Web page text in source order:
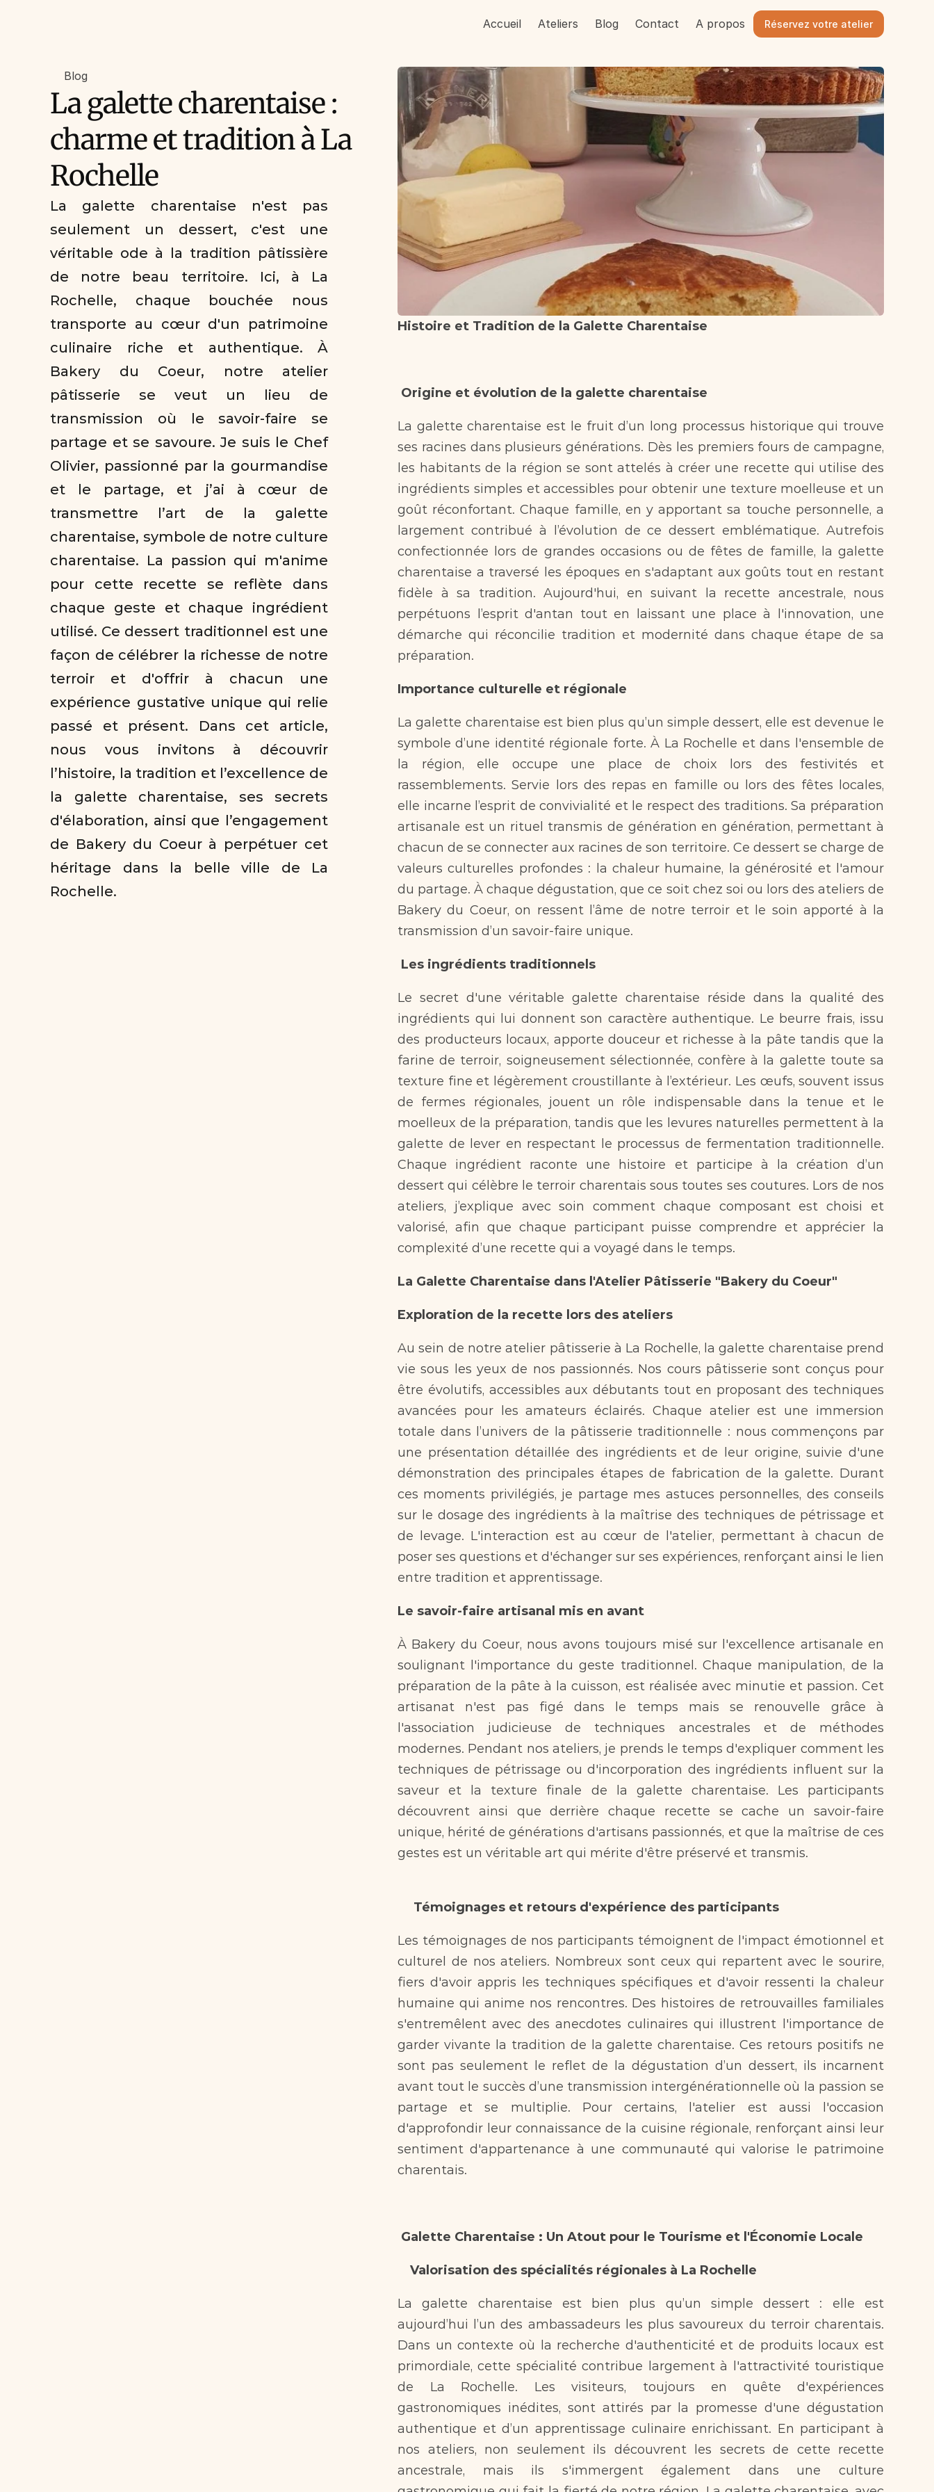
Blog
La galette charentaise :
charme et tradition à La
Rochelle
La galette charentaise n'est pas
seulement un dessert, c'est une
véritable ode à la tradition pâtissière
de notre beau territoire. Ici, à La
Rochelle, chaque bouchée nous
transporte au cœur d'un patrimoine
culinaire riche et authentique. À
Bakery du Coeur, notre atelier
pâtisserie se veut un lieu de
transmission où le savoir-faire se
partage et se savoure. Je suis le Chef
Olivier, passionné par la gourmandise
et le partage, et j’ai à cœur de
transmettre l’art de la galette
charentaise, symbole de notre culture
charentaise. La passion qui m'anime
pour cette recette se reflète dans
chaque geste et chaque ingrédient
utilisé. Ce dessert traditionnel est une
façon de célébrer la richesse de notre
terroir et d'offrir à chacun une
expérience gustative unique qui relie
passé et présent. Dans cet article,
nous vous invitons à découvrir
l’histoire, la tradition et l’excellence de
la galette charentaise, ses secrets
d'élaboration, ainsi que l’engagement
de Bakery du Coeur à perpétuer cet
héritage dans la belle ville de La
Rochelle.
Histoire et Tradition de la Galette Charentaise
Origine et évolution de la galette charentaise
La galette charentaise est le fruit d’un long processus historique qui trouve
ses racines dans plusieurs générations. Dès les premiers fours de campagne,
les habitants de la région se sont attelés à créer une recette qui utilise des
ingrédients simples et accessibles pour obtenir une texture moelleuse et un
goût réconfortant. Chaque famille, en y apportant sa touche personnelle, a
largement contribué à l’évolution de ce dessert emblématique. Autrefois
confectionnée lors de grandes occasions ou de fêtes de famille, la galette
charentaise a traversé les époques en s'adaptant aux goûts tout en restant
fidèle à sa tradition. Aujourd'hui, en suivant la recette ancestrale, nous
perpétuons l’esprit d'antan tout en laissant une place à l'innovation, une
démarche qui réconcilie tradition et modernité dans chaque étape de sa
préparation.
Importance culturelle et régionale
La galette charentaise est bien plus qu’un simple dessert, elle est devenue le
symbole d’une identité régionale forte. À La Rochelle et dans l'ensemble de
la région, elle occupe une place de choix lors des festivités et
rassemblements. Servie lors des repas en famille ou lors des fêtes locales,
elle incarne l’esprit de convivialité et le respect des traditions. Sa préparation
artisanale est un rituel transmis de génération en génération, permettant à
chacun de se connecter aux racines de son territoire. Ce dessert se charge de
valeurs culturelles profondes : la chaleur humaine, la générosité et l'amour
du partage. À chaque dégustation, que ce soit chez soi ou lors des ateliers de
Bakery du Coeur, on ressent l’âme de notre terroir et le soin apporté à la
transmission d’un savoir-faire unique.
Les ingrédients traditionnels
Le secret d'une véritable galette charentaise réside dans la qualité des
ingrédients qui lui donnent son caractère authentique. Le beurre frais, issu
des producteurs locaux, apporte douceur et richesse à la pâte tandis que la
farine de terroir, soigneusement sélectionnée, confère à la galette toute sa
texture fine et légèrement croustillante à l’extérieur. Les œufs, souvent issus
de fermes régionales, jouent un rôle indispensable dans la tenue et le
moelleux de la préparation, tandis que les levures naturelles permettent à la
galette de lever en respectant le processus de fermentation traditionnelle.
Chaque ingrédient raconte une histoire et participe à la création d’un
dessert qui célèbre le terroir charentais sous toutes ses coutures. Lors de nos
ateliers, j’explique avec soin comment chaque composant est choisi et
valorisé, afin que chaque participant puisse comprendre et apprécier la
complexité d’une recette qui a voyagé dans le temps.
La Galette Charentaise dans l'Atelier Pâtisserie "Bakery du Coeur"
Exploration de la recette lors des ateliers
Au sein de notre atelier pâtisserie à La Rochelle, la galette charentaise prend
vie sous les yeux de nos passionnés. Nos cours pâtisserie sont conçus pour
être évolutifs, accessibles aux débutants tout en proposant des techniques
avancées pour les amateurs éclairés. Chaque atelier est une immersion
totale dans l’univers de la pâtisserie traditionnelle : nous commençons par
une présentation détaillée des ingrédients et de leur origine, suivie d'une
démonstration des principales étapes de fabrication de la galette. Durant
ces moments privilégiés, je partage mes astuces personnelles, des conseils
sur le dosage des ingrédients à la maîtrise des techniques de pétrissage et
de levage. L'interaction est au cœur de l'atelier, permettant à chacun de
poser ses questions et d'échanger sur ses expériences, renforçant ainsi le lien
entre tradition et apprentissage.
Le savoir-faire artisanal mis en avant
À Bakery du Coeur, nous avons toujours misé sur l'excellence artisanale en
soulignant l'importance du geste traditionnel. Chaque manipulation, de la
préparation de la pâte à la cuisson, est réalisée avec minutie et passion. Cet
artisanat n'est pas figé dans le temps mais se renouvelle grâce à
l'association judicieuse de techniques ancestrales et de méthodes
modernes. Pendant nos ateliers, je prends le temps d'expliquer comment les
techniques de pétrissage ou d'incorporation des ingrédients influent sur la
saveur et la texture finale de la galette charentaise. Les participants
découvrent ainsi que derrière chaque recette se cache un savoir-faire
unique, hérité de générations d'artisans passionnés, et que la maîtrise de ces
gestes est un véritable art qui mérite d'être préservé et transmis.
Témoignages et retours d'expérience des participants
Les témoignages de nos participants témoignent de l'impact émotionnel et
culturel de nos ateliers. Nombreux sont ceux qui repartent avec le sourire,
fiers d'avoir appris les techniques spécifiques et d'avoir ressenti la chaleur
humaine qui anime nos rencontres. Des histoires de retrouvailles familiales
s'entremêlent avec des anecdotes culinaires qui illustrent l'importance de
garder vivante la tradition de la galette charentaise. Ces retours positifs ne
sont pas seulement le reflet de la dégustation d’un dessert, ils incarnent
avant tout le succès d’une transmission intergénérationnelle où la passion se
partage et se multiplie. Pour certains, l'atelier est aussi l'occasion
d'approfondir leur connaissance de la cuisine régionale, renforçant ainsi leur
sentiment d'appartenance à une communauté qui valorise le patrimoine
charentais.
Galette Charentaise : Un Atout pour le Tourisme et l'Économie Locale
Valorisation des spécialités régionales à La Rochelle
La galette charentaise est bien plus qu’un simple dessert : elle est
aujourd’hui l’un des ambassadeurs les plus savoureux du terroir charentais.
Dans un contexte où la recherche d'authenticité et de produits locaux est
primordiale, cette spécialité contribue largement à l'attractivité touristique
de La Rochelle. Les visiteurs, toujours en quête d'expériences
gastronomiques inédites, sont attirés par la promesse d'une dégustation
authentique et d’un apprentissage culinaire enrichissant. En participant à
nos ateliers, non seulement ils découvrent les secrets de cette recette
ancestrale, mais ils s'immergent également dans une culture
Accueil Ateliers Blog Contact A propos Réservez votre atelier